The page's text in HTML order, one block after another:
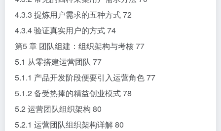
4.3.3 提炼用户需求的五种方式 72
4.3.4 验证真实用户的方式 74
第5 章 团队组建：组织架构与考核 77
5.1 从零搭建运营团队 77
5.1.1 产品开发阶段便要引入运营角色 77
5.1.2 备受热捧的精益创业模式 78
5.2 运营团队组织架构 80
5.2.1 运营团队组织架构详解 80